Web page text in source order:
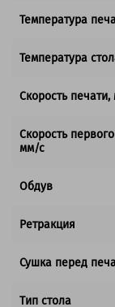
Температура
Температура
Скорость
Скорость
мм/с
Обдув
Ретракция
Сушка перед
Тип стола